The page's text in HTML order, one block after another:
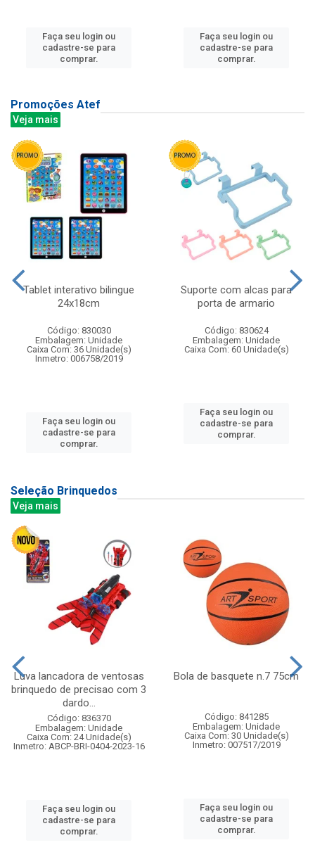
Faça seu login ou
cadastre-se para
comprar.
Faça seu login ou
cadastre-se para
comprar.
Promoções Atef
Veja mais
Tablet interativo bilingue
24x18cm
Código: 830030
Embalagem: Unidade
Caixa Com: 36 Unidade(s)
Inmetro: 006758/2019
Faça seu login ou
cadastre-se para
comprar.
Suporte com alcas para
porta de armario
Código: 830624
Embalagem: Unidade
Caixa Com: 60 Unidade(s)
Faça seu login ou
cadastre-se para
comprar.
Seleção Brinquedos
Veja mais
Luva lancadora de ventosas
brinquedo de precisao com 3
dardo...
Código: 836370
Embalagem: Unidade
Caixa Com: 24 Unidade(s)
Inmetro: ABCP-BRI-0404-2023-16
Faça seu login ou
cadastre-se para
comprar.
Bola de basquete n.7 75cm
Código: 841285
Embalagem: Unidade
Caixa Com: 30 Unidade(s)
Inmetro: 007517/2019
Faça seu login ou
cadastre-se para
comprar.